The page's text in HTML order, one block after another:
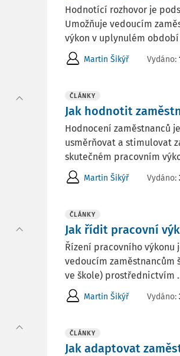
Hodnotící rozhovor je
Umožňuje vedoucím
výkon v uplynulém období
Martin Šikýř Vydáno:
ČLÁNKY
Jak hodnotit
Hodnocení zaměstnanců
usměrňovat a stimulovat
skutečném pracovním
Martin Šikýř Vydáno:
ČLÁNKY
Jak řídit pracovní
Řízení pracovního výkonu
vedoucím zaměstnancům
ve škole) prostřednictvím
Martin Šikýř Vydáno:
ČLÁNKY
Jak adaptovat